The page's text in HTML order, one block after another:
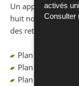
activés
Consulter
Un apport majeur
huit nouvelles
des retours reçus :
Plan d’action
Plan d’action
Plan d’action